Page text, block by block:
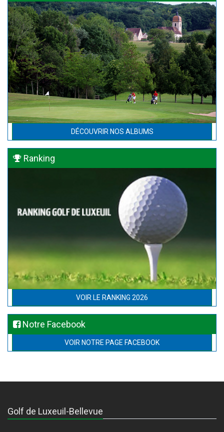
DÉCOUVRIR NOS ALBUMS
Ranking
VOIR LE RANKING 2026
Notre Facebook
VOIR NOTRE PAGE FACEBOOK
Golf de Luxeuil-Bellevue